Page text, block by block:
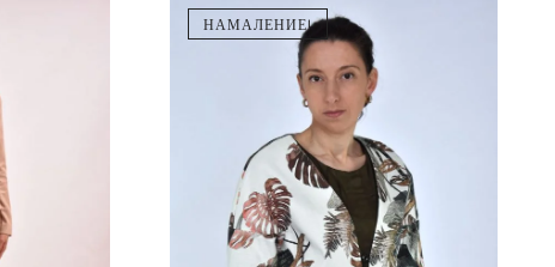
НАМАЛЕНИЕ!